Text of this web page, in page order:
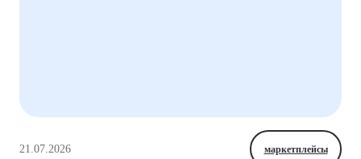
21.07.2026 маркетплейсы